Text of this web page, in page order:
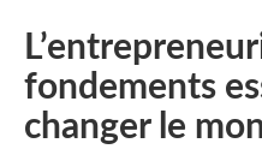
fondements
changer le